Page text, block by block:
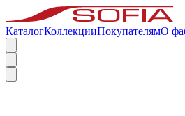
КаталогКоллекцииПокупателямО